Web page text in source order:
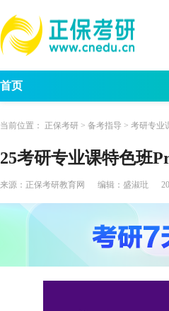
首页
当前位置： 正保考研 > 备考指导 > 考研专业
25考研专业课特色班
来源： 正保考研教育网 编辑： 盛淑玭